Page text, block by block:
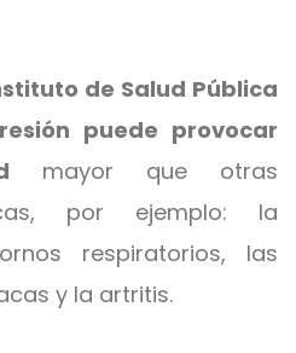
de Salud Pública
puede provocar
mayor que otras
por ejemplo: la
respiratorios, las
y la artritis.